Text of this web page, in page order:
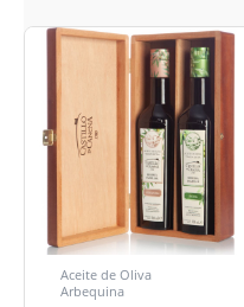
Aceite de Oliva
Arbequina